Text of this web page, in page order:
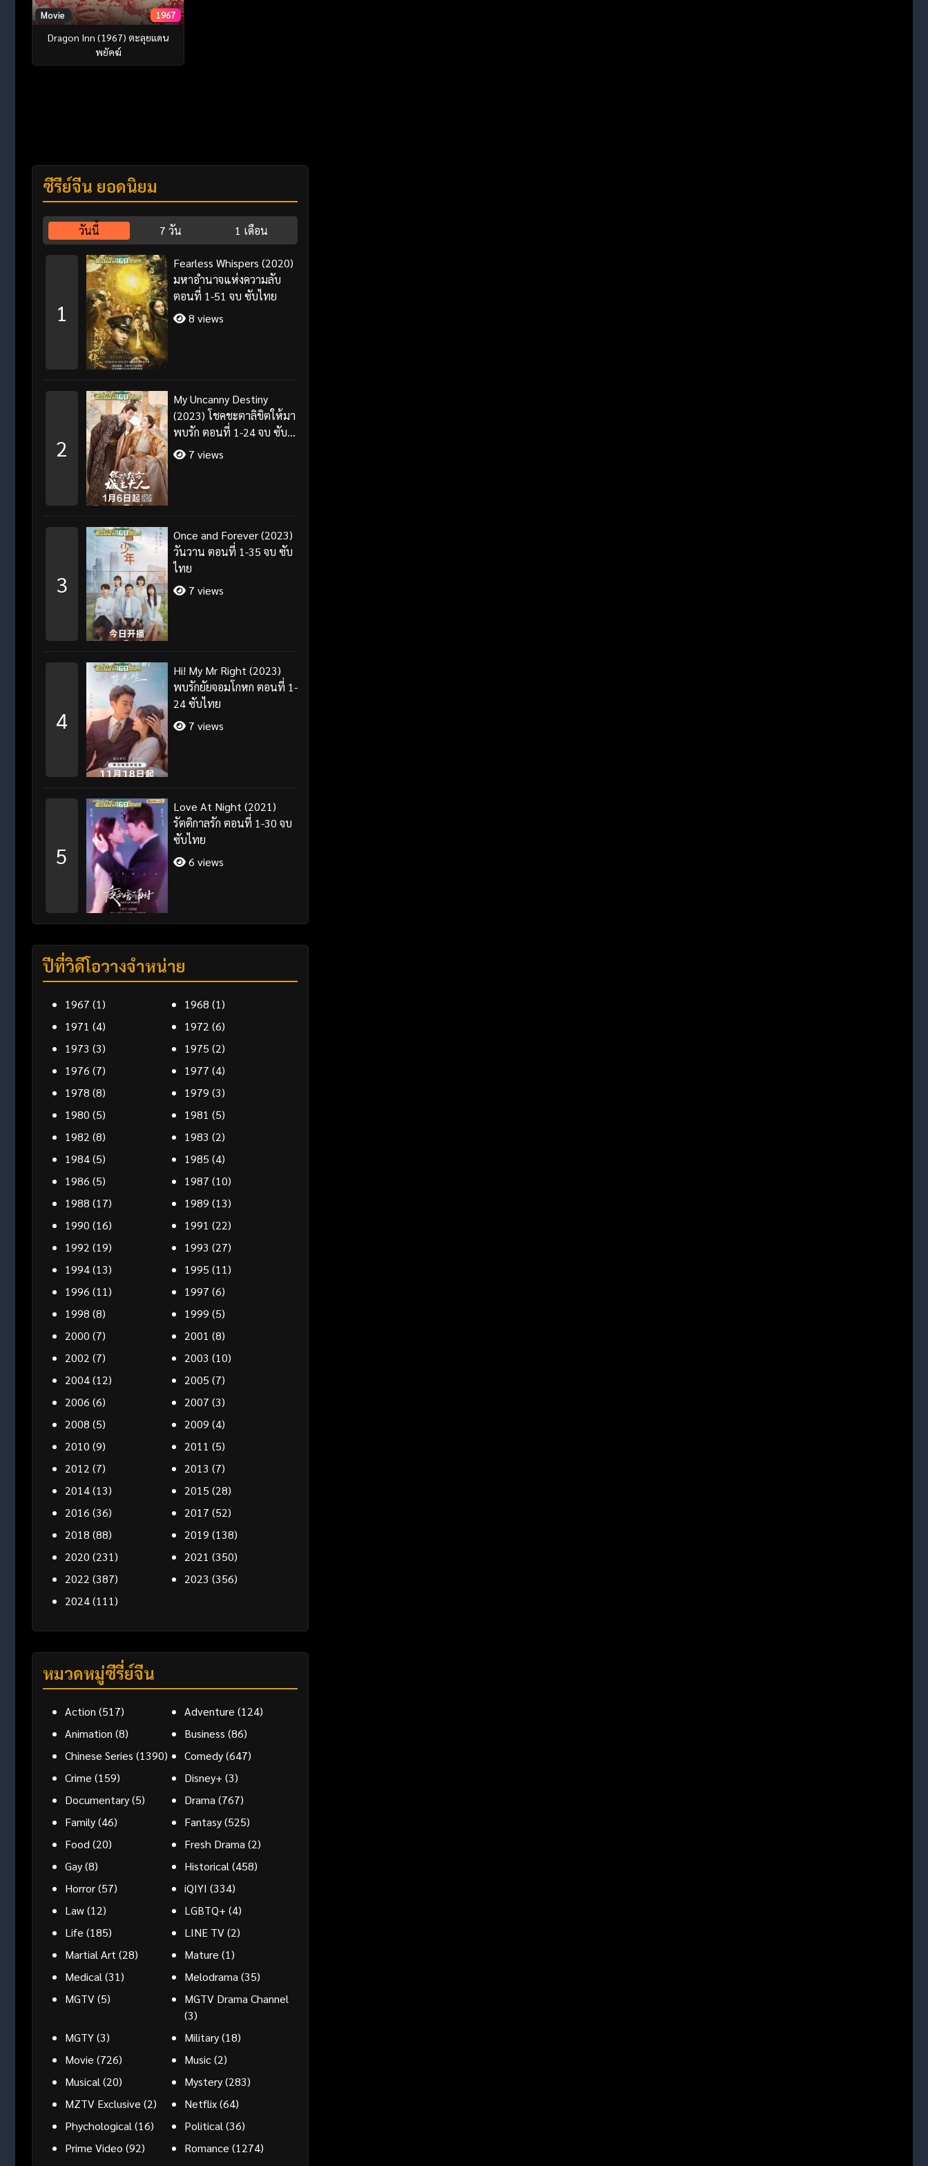
Movie 1967
Dragon Inn (1967) ตะลุยแดน
พยัคฆ์
ซีรี่ย์จีน ยอดนิยม
วันนี้ 7 วัน 1 เดือน
1
Fearless Whispers (2020)
มหาอำนาจแห่งความลับ
ตอนที่ 1-51 จบ ซับไทย
8 views
2
My Uncanny Destiny
(2023) โชคชะตาลิขิตให้มา
พบรัก ตอนที่ 1-24 จบ ซับ
ไทย/พากย์ไทย
7 views
3
Once and Forever (2023)
วันวาน ตอนที่ 1-35 จบ ซับ
ไทย
7 views
4
Hi! My Mr Right (2023)
พบรักยัยจอมโกหก ตอนที่ 1-
24 ซับไทย
7 views
5
Love At Night (2021)
รัตติกาลรัก ตอนที่ 1-30 จบ
ซับไทย
6 views
ปีที่วิดีโอวางจำหน่าย
1967 (1) 1968 (1)
1971 (4) 1972 (6)
1973 (3) 1975 (2)
1976 (7) 1977 (4)
1978 (8) 1979 (3)
1980 (5) 1981 (5)
1982 (8) 1983 (2)
1984(5) 1985 (4)
1986 (5) 1987 (10)
1988 (17) 1989 (13)
1990 (16) 1991 (22)
1992 (19) 1993 (27)
1994(13) 1995 (11)
1996 (11) 1997 (6)
1998 (8) 1999 (5)
2000 (7) 2001 (8)
2002 (7) 2003 (10)
2004(12) 2005 (7)
2006 (6) 2007 (3)
2008 (5) 2009 (4)
2010 (9) 2011 (5)
2012 (7) 2013 (7)
2014(13) 2015 (28)
2016 (36) 2017 (52)
2018 (88) 2019 (138)
2020 (231) 2021 (350)
2022 (387) 2023 (356)
2024(111)
หมวดหมู่ซีรี่ย์จีน
Action (517) Adventure (124)
Animation (8) Business (86)
Chinese Series (1390) Comedy(647)
Crime (159) Disney+ (3)
Documentary(5) Drama (767)
Family(46) Fantasy(525)
Food (20) Fresh Drama (2)
Gay(8) Historical (458)
Horror(57) iQIYI (334)
Law(12) LGBTQ+ (4)
Life (185) LINE TV(2)
Martial Art (28) Mature (1)
Medical (31) Melodrama (35)
MGTV(5)
MGTV Drama Channel
(3)
MGTY(3) Military(18)
Movie (726) Music(2)
Musical (20) Mystery(283)
MZTV Exclusive (2) Netflix(64)
Phychological (16) Political (36)
Prime Video (92) Romance (1274)